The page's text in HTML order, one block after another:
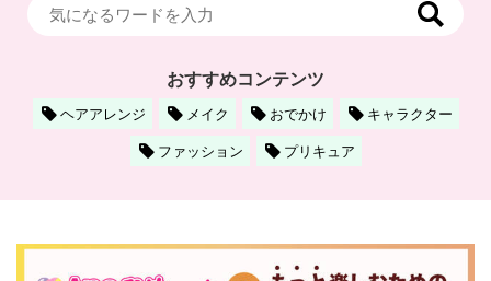
おすすめコンテンツ
ヘアアレンジ メイク おでかけ
キャラクター
ファッション
プリキュア